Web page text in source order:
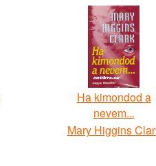
Ha kimondod a
nevem...
Mary Higgins